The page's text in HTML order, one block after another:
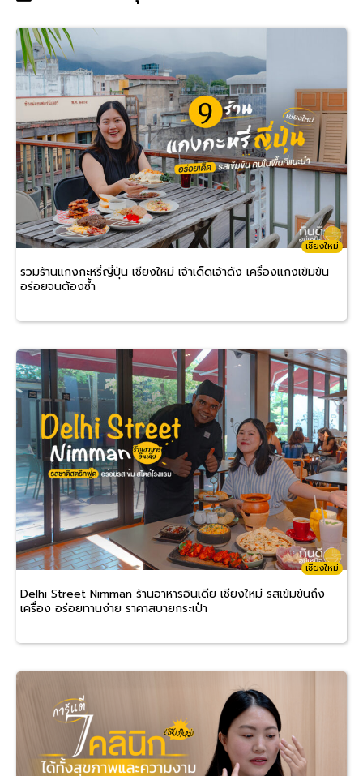
เชียงใหม่
รวมร้านแกงกะหรี่ญี่ปุ่น เชียงใหม่ เจ้าเด็ดเจ้าดัง เครื่องแกงเข้มข้น
อร่อยจนต้องซ้ำ
เชียงใหม่
Delhi Street Nimman ร้านอาหารอินเดีย เชียงใหม่ รสเข้มข้นถึง
เครื่อง อร่อยทานง่าย ราคาสบายกระเป๋า